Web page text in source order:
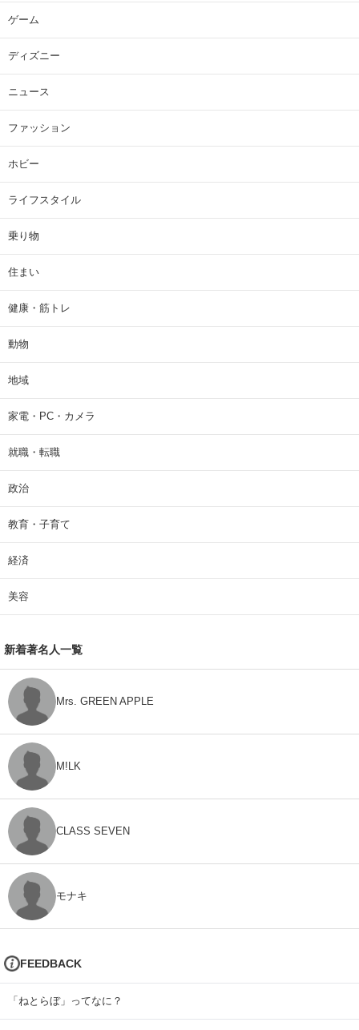
ゲーム
ディズニー
ニュース
ファッション
ホビー
ライフスタイル
乗り物
住まい
健康・筋トレ
動物
地域
家電・PC・カメラ
就職・転職
政治
教育・子育て
経済
美容
新着著名人一覧
Mrs. GREEN APPLE
M!LK
CLASS SEVEN
モナキ
FEEDBACK
「ねとらぼ」ってなに？